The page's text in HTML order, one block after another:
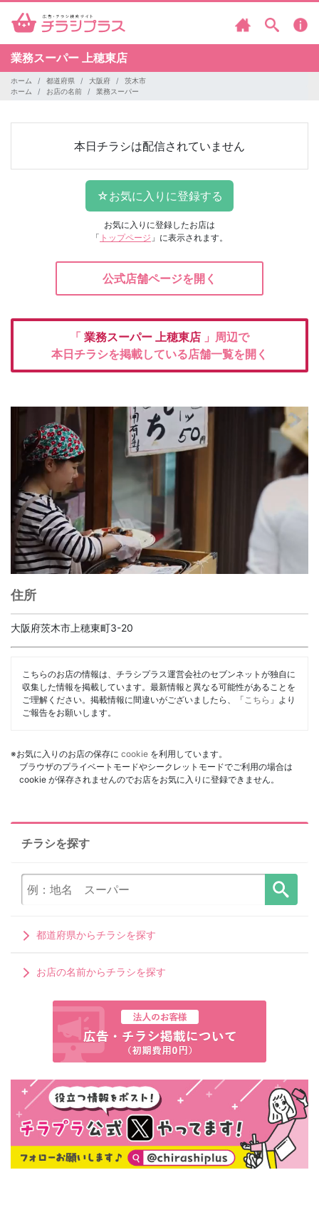
業務スーパー 上穂東店
ホーム 都道府県 大阪府
茨木市
ホーム
お店の名前 業務スーパー
本日チラシは配信されていません
お気に入りに登録したお店は
「 トップページ 」に表示されます。
公式店舗ページを開く
「 業務スーパー 上穂東店 」周辺で
本日チラシを掲載している店舗一覧を開く
住所
大阪府茨木市上穂東町3-20
こちらのお店の情報は、チラシプラス運営会社のセブンネットが独自に
収集した情報を掲載しています。最新情報と異なる可能性があることを
ご理解ください。掲載情報に間違いがございましたら、「 こちら 」より
ご報告をお願いします。
※お気に入りのお店の保存に cookie を利用しています。
ブラウザのプライベートモードやシークレットモードでご利用の場合は
cookie が保存されませんのでお店をお気に入りに登録できません。
チラシを探す
都道府県からチラシを探す
お店の名前からチラシを探す